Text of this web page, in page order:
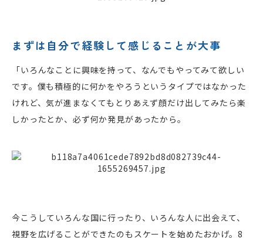
まずは自分で経験して感じることが大事
「いろんなことに興味を持って、なんでもやってみて欲しい
です。僕も積極的に何かをやろうというタイプではなかった
けれど、気が進まなくてもとりあえず顔だけ出してみたら楽
しかったとか、必ず何か発見があったから。
今こうしていろんな国に行ったり、いろんな人に出会えて、
視野を広げることができたのもスケートを始めたおかげ。8